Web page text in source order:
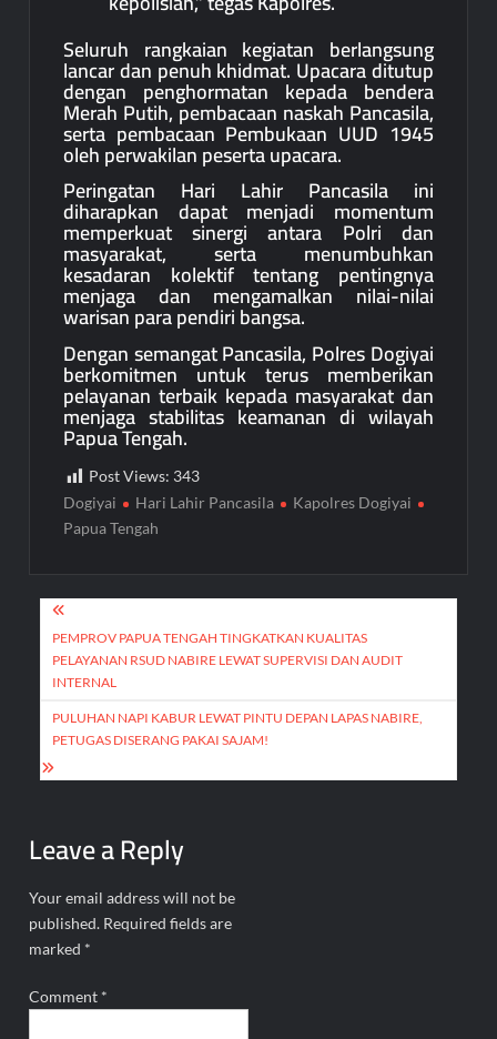
Seluruh rangkaian kegiatan berlangsung
lancar dan penuh khidmat. Upacara ditutup
dengan penghormatan kepada bendera
Merah Putih, pembacaan naskah Pancasila,
serta pembacaan Pembukaan UUD 1945
oleh perwakilan peserta upacara.
Peringatan Hari Lahir Pancasila ini
diharapkan dapat menjadi momentum
memperkuat sinergi antara Polri dan
masyarakat, serta menumbuhkan
kesadaran kolektif tentang pentingnya
menjaga dan mengamalkan nilai-nilai
warisan para pendiri bangsa.
Dengan semangat Pancasila, Polres Dogiyai
berkomitmen untuk terus memberikan
pelayanan terbaik kepada masyarakat dan
menjaga stabilitas keamanan di wilayah
Papua Tengah.
Post Views: 343
Dogiyai
Hari Lahir Pancasila
Kapolres Dogiyai
Papua Tengah
Post
navigation
PEMPROV PAPUA TENGAH TINGKATKAN KUALITAS
PELAYANAN RSUD NABIRE LEWAT SUPERVISI DAN AUDIT
INTERNAL
PULUHAN NAPI KABUR LEWAT PINTU DEPAN LAPAS NABIRE,
PETUGAS DISERANG PAKAI SAJAM!
Leave a Reply
Your email address will not be
published. Required fields are
marked *
Comment *